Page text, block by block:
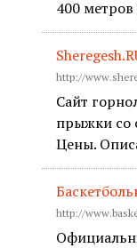
400
http://
Сайт
прыжки со
Цены.
http://